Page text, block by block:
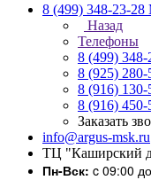
8 (499) 348-23-28
Назад
Телефоны
8 (499) 348-
8 (925) 280-
8 (916) 130-
8 (916) 450-
Заказать
info@argus-msk.ru
ТЦ "Каширский
Пн-Вск: c 09:00